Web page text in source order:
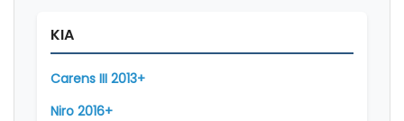
KIA
Carens III 2013+
Niro 2016+